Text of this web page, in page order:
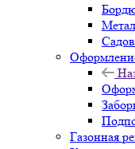
Газонная